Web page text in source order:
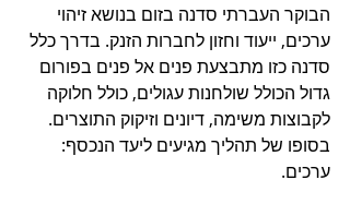
הבוקר העברתי סדנה בזום בנושא זיהוי
ערכים, ייעוד וחזון לחברות הזנק. בדרך כלל
סדנה כזו מתבצעת פנים אל פנים בפורום
גדול הכולל שולחנות עגולים, כולל חלוקה
לקבוצות משימה, דיונים וזיקוק התוצרים.
בסופו של תהליך מגיעים ליעד הנכסף:
ערכים.